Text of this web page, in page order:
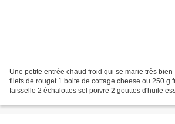
Une petite entrée chaud froid qui se marie très
filets de rouget 1 boite de cottage cheese ou 250 g
faisselle 2 échalottes sel poivre 2 gouttes d'huile